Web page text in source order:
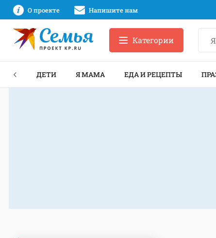
О проекте Напишите нам
Категории
ДЕТИ Я МАМА ЕДА И РЕЦЕПТЫ